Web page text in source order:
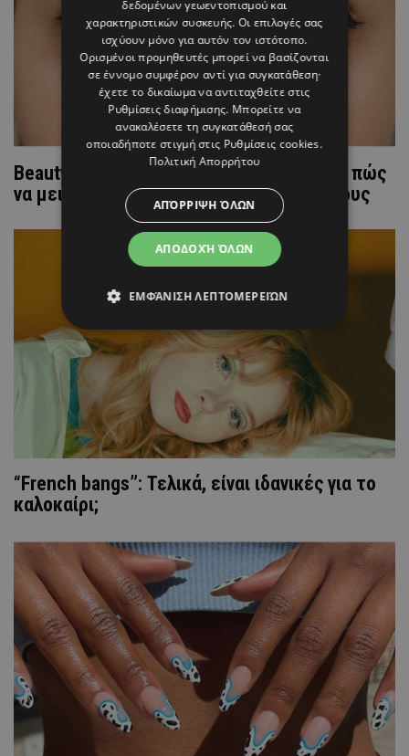
Beauty secrets: Οι ειδικοί αποκαλύπτουν πώς
να μειώσεις φυσικά τους μαύρους κύκλους
“French bangs”: Τελικά, είναι ιδανικές για το
καλοκαίρι;
δεδομένων γεωεντοπισμού και
χαρακτηριστικών συσκευής. Οι επιλογές σας
ισχύουν μόνο για αυτόν τον ιστότοπο.
Ορισμένοι προμηθευτές μπορεί να βασίζονται
σε έννομο συμφέρον αντί για συγκατάθεση·
έχετε το δικαίωμα να αντιταχθείτε στις
Ρυθμίσεις διαφήμισης. Μπορείτε να
ανακαλέσετε τη συγκατάθεσή σας
οποιαδήποτε στιγμή στις Ρυθμίσεις cookies.
Πολιτική Απορρήτου
ΑΠΟΔΟΧΉ ΌΛΩΝ
ΑΠΌΡΡΙΨΗ ΌΛΩΝ
ΕΜΦΆΝΙΣΗ ΛΕΠΤΟΜΕΡΕΙΏΝ